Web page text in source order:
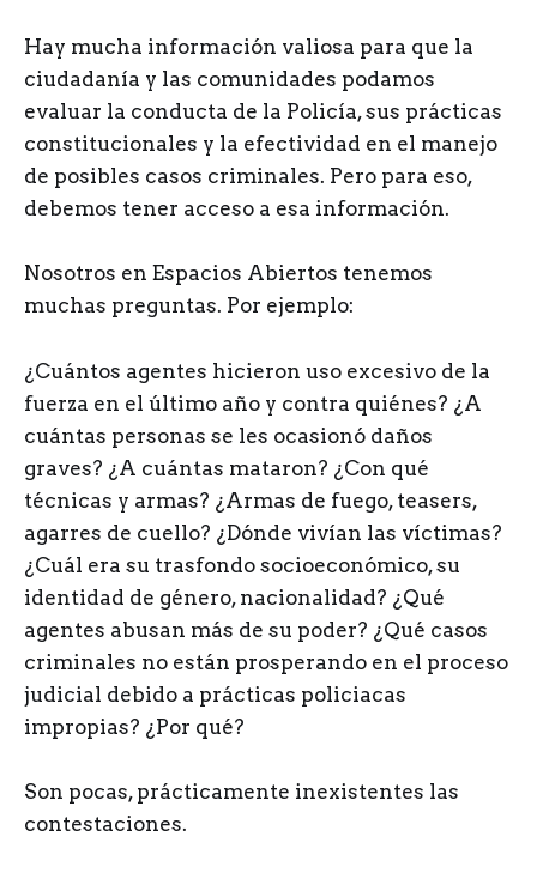
Hay mucha información valiosa para que la
ciudadanía y las comunidades podamos
evaluar la conducta de la Policía, sus prácticas
constitucionales y la efectividad en el manejo
de posibles casos criminales. Pero para eso,
debemos tener acceso a esa información.
Nosotros en Espacios Abiertos tenemos
muchas preguntas. Por ejemplo:
¿Cuántos agentes hicieron uso excesivo de la
fuerza en el último año y contra quiénes? ¿A
cuántas personas se les ocasionó daños
graves? ¿A cuántas mataron? ¿Con qué
técnicas y armas? ¿Armas de fuego, teasers,
agarres de cuello? ¿Dónde vivían las víctimas?
¿Cuál era su trasfondo socioeconómico, su
identidad de género, nacionalidad? ¿Qué
agentes abusan más de su poder? ¿Qué casos
criminales no están prosperando en el proceso
judicial debido a prácticas policiacas
impropias? ¿Por qué?
Son pocas, prácticamente inexistentes las
contestaciones.